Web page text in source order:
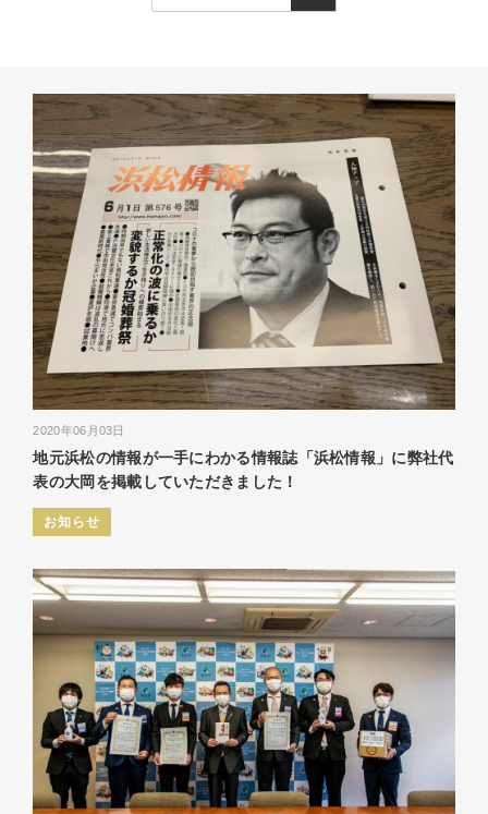
2020年06月03日
地元浜松の情報が一手にわかる情報誌「浜松情報」に弊社代
表の大岡を掲載していただきました！
お知らせ